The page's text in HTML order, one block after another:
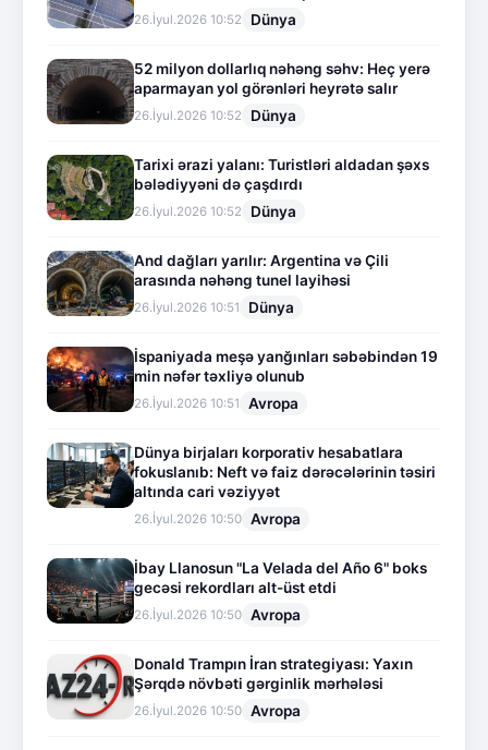
26.İyul.2026 10:52 Dünya
52 milyon dollarlıq nəhəng səhv: Heç yerə
aparmayan yol görənləri heyrətə salır
26.İyul.2026 10:52 Dünya
Tarixi ərazi yalanı: Turistləri aldadan şəxs
bələdiyyəni də çaşdırdı
26.İyul.2026 10:52 Dünya
And dağları yarılır: Argentina və Çili
arasında nəhəng tunel layihəsi
26.İyul.2026 10:51 Dünya
İspaniyada meşə yanğınları səbəbindən 19
min nəfər təxliyə olunub
26.İyul.2026 10:51 Avropa
Dünya birjaları korporativ hesabatlara
fokuslanıb: Neft və faiz dərəcələrinin təsiri
altında cari vəziyyət
26.İyul.2026 10:50 Avropa
İbay Llanosun "La Velada del Año 6" boks
gecəsi rekordları alt-üst etdi
26.İyul.2026 10:50 Avropa
Donald Trampın İran strategiyası: Yaxın
Şərqdə növbəti gərginlik mərhələsi
26.İyul.2026 10:50 Avropa